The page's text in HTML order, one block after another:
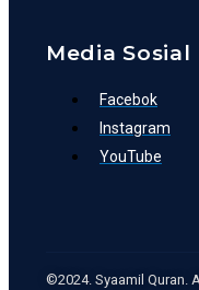
Media Sosial
Facebok
Instagram
YouTube
©2024. Syaamil Quran.